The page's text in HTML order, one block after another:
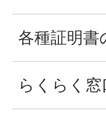
各種証明書
らくらく